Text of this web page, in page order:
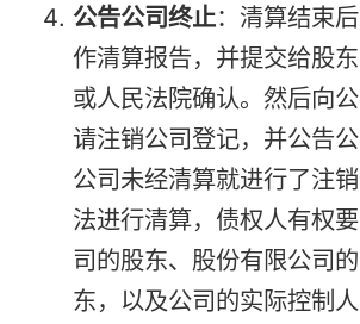
公告公司终止：清算结束
作清算报告，并提交给股
或人民法院确认。然后向
请注销公司登记，并公告
公司未经清算就进行了注
法进行清算，债权人有权
司的股东、股份有限公司
东，以及公司的实际控制